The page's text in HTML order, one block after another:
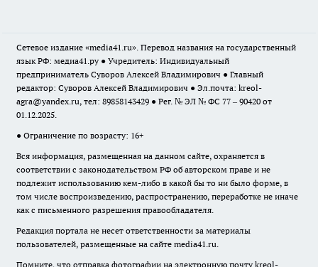
Сетевое издание «media41.ru». Перевод названия на государственный
язык РФ: медиа41.ру ● Учредитель: Индивидуальный
предприниматель Суворов Алексей Владимирович ● Главный
редактор: Суворов Алексей Владимирович ● Эл.почта: kreol-
agra@yandex.ru, тел: 89858143429 ● Рег. № ЭЛ № ФС 77 – 90420 от
01.12.2025.
● Ограничение по возрасту: 16+
Вся информация, размещенная на данном сайте, охраняется в
соответствии с законодательством РФ об авторском праве и не
подлежит использованию кем-либо в какой бы то ни было форме, в
том числе воспроизведению, распространению, переработке не иначе
как с письменного разрешения правообладателя.
Редакция портала не несет ответственности за материалы
пользователей, размещенные на сайте media41.ru.
Помните, что отправка фотографии на электронную почту kreol-